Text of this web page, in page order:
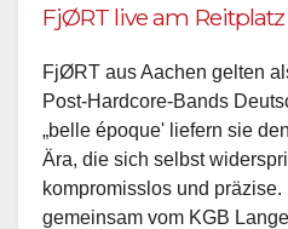
FjØRT live am
FjØRT aus Aachen gelten
Post-Hardcore-Bands
„belle époque' liefern sie
Ära, die sich selbst
kompromisslos und
gemeinsam vom KGB